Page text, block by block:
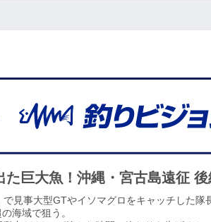
た巨大魚！沖縄・宮古島遠征 後
見事大型GTやイソマグロをキャッチした
海域で狙う。